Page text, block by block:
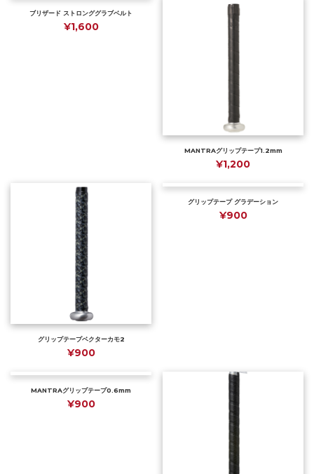
ブリザード ストロンググラブベルト
¥1,600
MANTRAグリップテープ1.2mm
¥1,200
グリップテープベクターカモ2
¥900
グリップテープ グラデーション
¥900
MANTRAグリップテープ0.6mm
¥900